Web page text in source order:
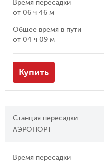
Время пересадки
от 06 ч 46 м
Общее время в пути
от 04 ч 09 м
Купить
Станция пересадки
АЭРОПОРТ
Время пересадки